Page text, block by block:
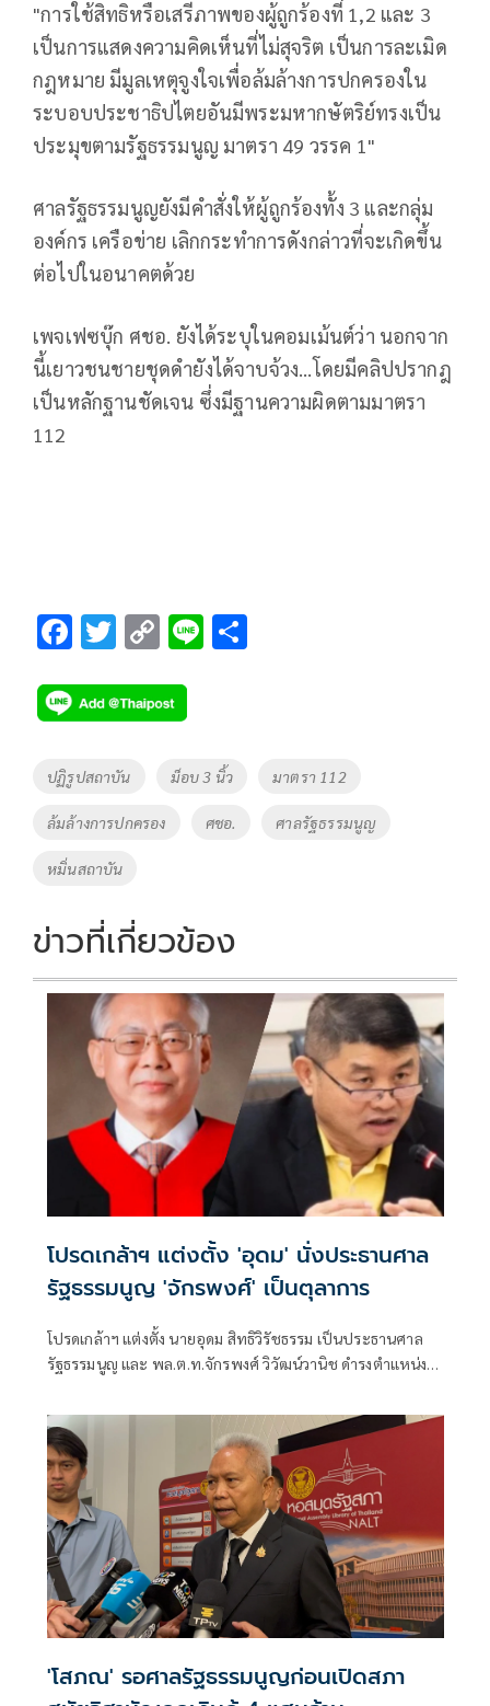
"การใช้สิทธิหรือเสรีภาพของผู้ถูกร้องที่ 1,2 และ 3
เป็นการแสดงความคิดเห็นที่ไม่สุจริต เป็นการละเมิด
กฎหมาย มีมูลเหตุจูงใจเพื่อล้มล้างการปกครองใน
ระบอบประชาธิปไตยอันมีพระมหากษัตริย์ทรงเป็น
ประมุขตามรัฐธรรมนูญ มาตรา 49 วรรค 1"
ศาลรัฐธรรมนูญยังมีคำสั่งให้ผู้ถูกร้องทั้ง 3 และกลุ่ม
องค์กร เครือข่าย เลิกกระทำการดังกล่าวที่จะเกิดขึ้น
ต่อไปในอนาคตด้วย
เพจเฟซบุ๊ก ศชอ. ยังได้ระบุในคอมเม้นต์ว่า นอกจาก
นี้เยาวชนชายชุดดำยังได้จาบจ้วง...โดยมีคลิปปรากฎ
เป็นหลักฐานชัดเจน ซึ่งมีฐานความผิดตามมาตรา
112
F
e
b
o
o
k
T
tt
er
C
p
y
Li
k
Li
Tags
ปฏิรูปสถาบัน ม็อบ 3 นิ้ว มาตรา 112
ล้มล้างการปกครอง ศชอ. ศาลรัฐธรรมนูญ
หมิ่นสถาบัน
ข่าวที่เกี่ยวข้อง
โปรดเกล้าฯ แต่งตั้ง 'อุดม' นั่งประธานศาล
รัฐธรรมนูญ 'จักรพงศ์' เป็นตุลาการ
โปรดเกล้าฯ แต่งตั้ง นายอุดม สิทธิวิรัชธรรม เป็นประธานศาล
รัฐธรรมนูญ และ พล.ต.ท.จักรพงศ์ วิวัฒน์วานิช ดำรงตำแหน่ง
เป็นต้นไป
'โสภณ' รอศาลรัฐธรรมนูญก่อนเปิดสภา